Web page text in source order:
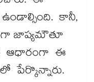
కానీ,
జాప్యమౌతూ
ఆధారంగా ఈ
పేర్కొన్నారు.